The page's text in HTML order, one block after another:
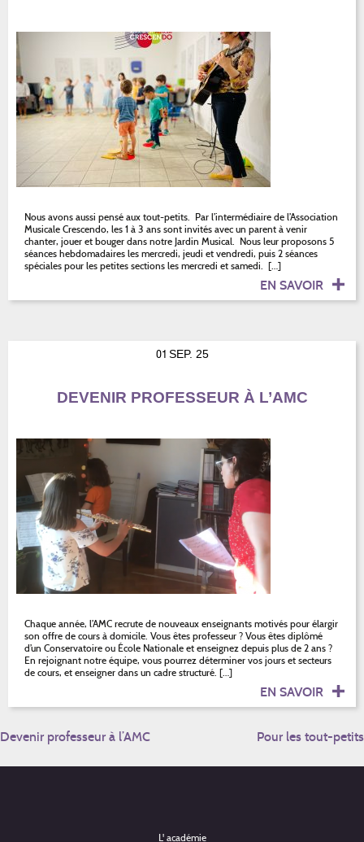
Nous avons aussi pensé aux tout-petits. Par l’intermédiaire de l’Association
Musicale Crescendo, les 1 à 3 ans sont invités avec un parent à venir
chanter, jouer et bouger dans notre Jardin Musical. Nous leur proposons 5
séances hebdomadaires les mercredi, jeudi et vendredi, puis 2 séances
spéciales pour les petites sections les mercredi et samedi. […]
EN SAVOIR
01 SEP. 25
DEVENIR PROFESSEUR À L’AMC
Chaque année, l’AMC recrute de nouveaux enseignants motivés pour élargir
son offre de cours à domicile. Vous êtes professeur ? Vous êtes diplômé
d’un Conservatoire ou École Nationale et enseignez depuis plus de 2 ans ?
En rejoignant notre équipe, vous pourrez déterminer vos jours et secteurs
de cours, et enseigner dans un cadre structuré. […]
EN SAVOIR
NAVIGATION
Devenir professeur à l’AMC Pour les tout-petits
L' académie